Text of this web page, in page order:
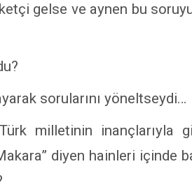
gelse ve aynen bu
sorularını yöneltseydi…
milletinin inançlarıyla
diyen hainleri içinde